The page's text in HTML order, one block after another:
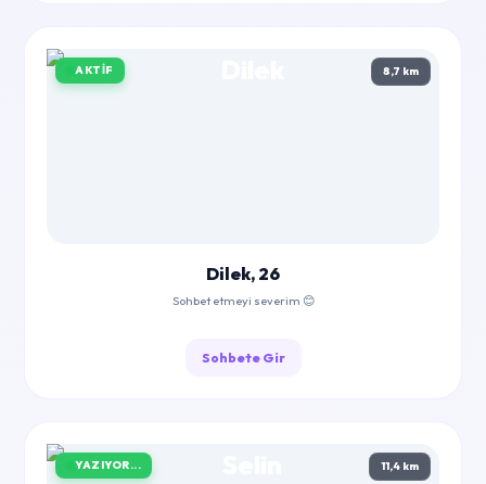
AKTIF 8,7 km
Dilek, 26
Sohbet etmeyi severim 😊
Sohbete Gir
YAZIYOR... 11,4 km